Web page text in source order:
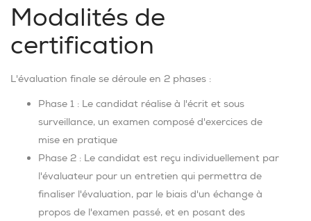
Modalités de
certification
L'évaluation finale se déroule en 2 phases :
Phase 1 : Le candidat réalise à l'écrit et sous
surveillance, un examen composé d'exercices de
mise en pratique
Phase 2 : Le candidat est reçu individuellement par
l'évaluateur pour un entretien qui permettra de
finaliser l'évaluation, par le biais d'un échange à
propos de l'examen passé, et en posant des